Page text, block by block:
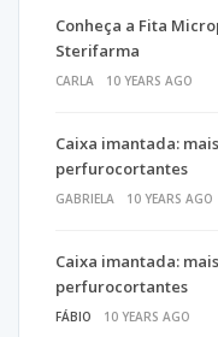
Conheça a Fita
Sterifarma
CARLA 10 YEARS AGO
Caixa imantada:
perfurocortantes
GABRIELA 10 YEARS AGO
Caixa imantada:
perfurocortantes
FÁBIO 10 YEARS AGO